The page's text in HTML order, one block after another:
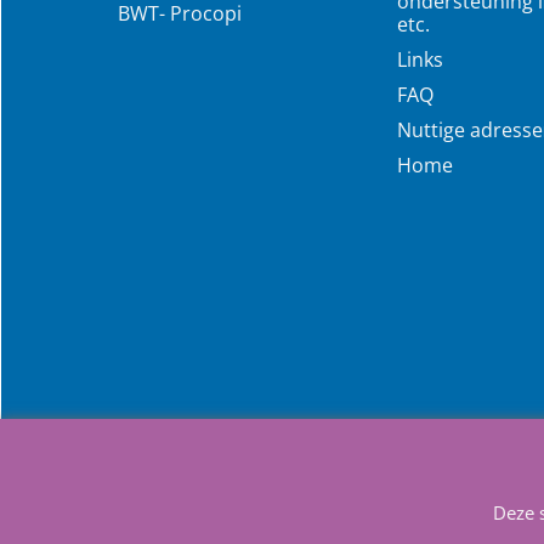
BWT- Procopi
etc.
Links
FAQ
Nuttige
Home
Deze